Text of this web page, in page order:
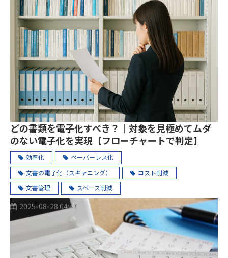
どの書類を電子化すべき？｜対象を見極めてムダ
のない電子化を実現【フローチャートで判定】
効率化
ペーパーレス化
文書の電子化（スキャニング）
コスト削減
文書管理
スペース削減
2025-08-28 04:47